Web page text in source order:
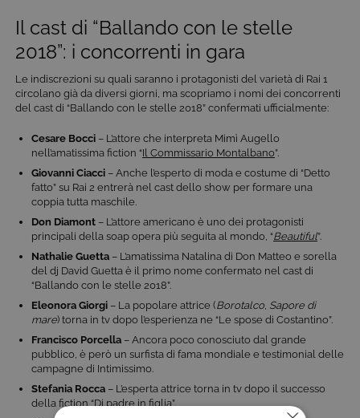
Il cast di “Ballando con le stelle
2018”: i concorrenti in gara
Le indiscrezioni su quali saranno i protagonisti del varietà di Rai 1
circolano già da diversi giorni, ma scopriamo i nomi dei concorrenti
del cast di “Ballando con le stelle 2018” confermati ufficialmente:
Cesare Bocci – L’attore che interpreta Mimì Augello
nell’amatissima fiction “Il Commissario Montalbano”.
Giovanni Ciacci – Anche l’esperto di moda e costume di “Detto
fatto” su Rai 2 entrerà nel cast dello show per formare una
coppia tutta maschile.
Don Diamont – L’attore americano è uno dei protagonisti
principali della soap opera più seguita al mondo, “Beautiful”.
Nathalie Guetta – L’amatissima Natalina di Don Matteo e sorella
del dj David Guetta è il primo nome confermato nel cast di
“Ballando con le stelle 2018”.
Eleonora Giorgi – La popolare attrice (Borotalco, Sapore di
mare) torna in tv dopo l’esperienza ne “Le spose di Costantino”.
Francisco Porcella – Ancora poco conosciuto dal grande
pubblico, è però un surfista di fama mondiale e testimonial delle
campagne di Intimissimo.
Stefania Rocca – L’esperta attrice torna in tv dopo il successo
della fiction “Di padre in figlia”.